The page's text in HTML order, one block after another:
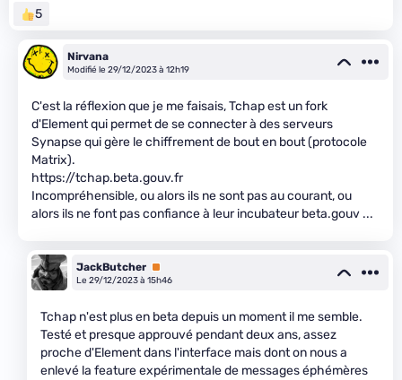
5
Nirvana
Modifié le 29/12/2023 à 12h19
C'est la réflexion que je me faisais, Tchap est un fork
d'Element qui permet de se connecter à des serveurs
Synapse qui gère le chiffrement de bout en bout (protocole
Matrix).
https://tchap.beta.gouv.fr
Incompréhensible, ou alors ils ne sont pas au courant, ou
alors ils ne font pas confiance à leur incubateur beta.gouv ...
JackButcher Premium
Le 29/12/2023 à 15h46
Tchap n'est plus en beta depuis un moment il me semble.
Testé et presque approuvé pendant deux ans, assez
proche d'Element dans l'interface mais dont on nous a
enlevé la feature expérimentale de messages éphémères